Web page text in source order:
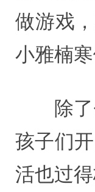
做游戏
小雅楠
除
孩子们
活也过